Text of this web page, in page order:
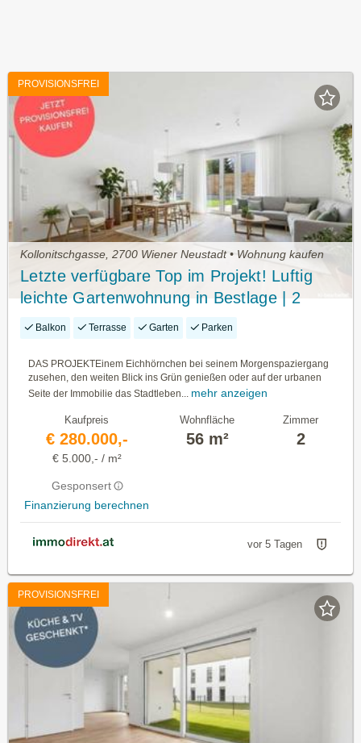
PROVISIONSFREI
Kollonitschgasse, 2700 Wiener Neustadt • Wohnung kaufen
Letzte verfügbare Top im Projekt! Luftig
leichte Gartenwohnung in Bestlage | 2
Zimmer | Nächst Innenstadt und Bahnhof
Balkon Terrasse Garten Parken
DAS PROJEKTEinem Eichhörnchen bei seinem Morgenspaziergang
zusehen, den weiten Blick ins Grün genießen oder auf der urbanen
Seite der Immobilie das Stadtleben... mehr anzeigen
Kaufpreis
€ 280.000,-
€ 5.000,- / m²
Gesponsert
Finanzierung berechnen
Wohnfläche
56 m²
Zimmer
2
vor 5 Tagen
PROVISIONSFREI